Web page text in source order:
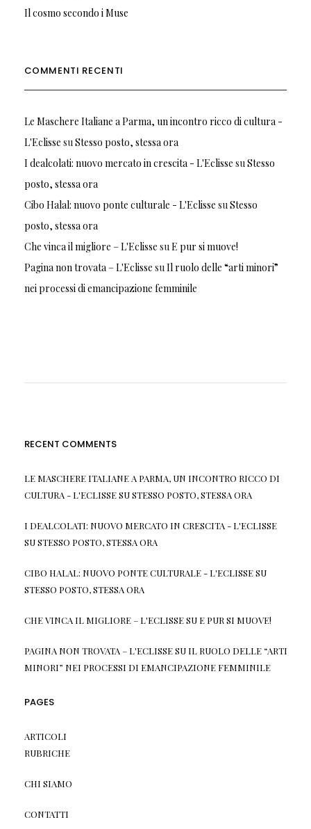
Il cosmo secondo i Muse
COMMENTI RECENTI
Le Maschere Italiane a Parma, un incontro ricco di cultura -
L'Eclisse suStesso posto, stessa ora
I dealcolati: nuovo mercato in crescita - L'Eclisse suStesso
posto, stessa ora
Cibo Halal: nuovo ponte culturale - L'Eclisse suStesso
posto, stessa ora
Che vinca il migliore – L'Eclisse suE pur si muove!
Pagina non trovata – L'Eclisse suIl ruolo delle “arti minori”
nei processi di emancipazione femminile
RECENT COMMENTS
LE MASCHERE ITALIANE A PARMA, UN INCONTRO RICCO DI
CULTURA - L'ECLISSESUSTESSO POSTO, STESSA ORA
I DEALCOLATI: NUOVO MERCATO IN CRESCITA - L'ECLISSE
SUSTESSO POSTO, STESSA ORA
CIBO HALAL: NUOVO PONTE CULTURALE - L'ECLISSESU
STESSO POSTO, STESSA ORA
CHE VINCA IL MIGLIORE – L'ECLISSESU E PUR SI MUOVE!
PAGINA NON TROVATA – L'ECLISSESU IL RUOLO DELLE “ARTI
MINORI” NEI PROCESSI DI EMANCIPAZIONE FEMMINILE
PAGES
ARTICOLI
RUBRICHE
CHI SIAMO
CONTATTI